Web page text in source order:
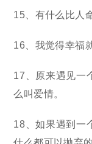
15、有什么比人
16、我觉得幸福
17、原来遇见一
么叫爱情。
18、如果遇到一